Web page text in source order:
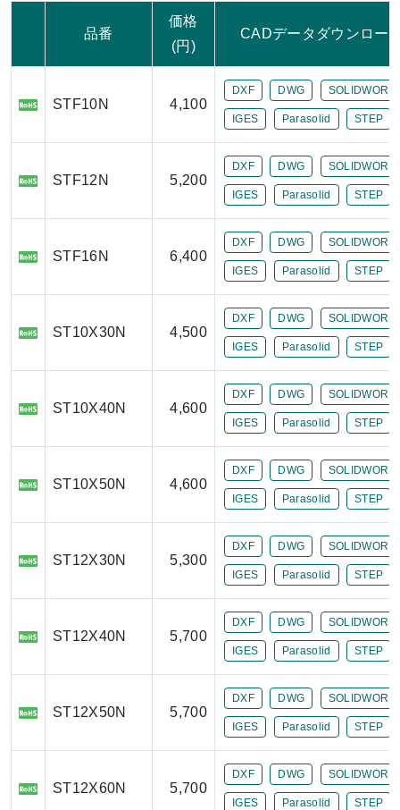
品番
価格
(円)
CADデータダウンロー
STF10N 4,100
DXF DWG
IGES Parasolid STEP
STF12N 5,200
DXF DWG
IGES Parasolid STEP
STF16N 6,400
DXF DWG
IGES Parasolid STEP
ST10X30N 4,500
DXF DWG
IGES Parasolid STEP
ST10X40N 4,600
DXF DWG
IGES Parasolid STEP
ST10X50N 4,600
DXF DWG
IGES Parasolid STEP
ST12X30N 5,300
DXF DWG
IGES Parasolid STEP
ST12X40N 5,700
DXF DWG
IGES Parasolid STEP
ST12X50N 5,700
DXF DWG
IGES Parasolid STEP
ST12X60N 5,700
DXF DWG
IGES Parasolid STEP